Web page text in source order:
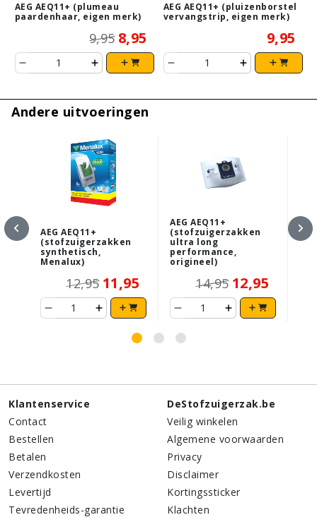
AEG AEQ11+ (plumeau
paardenhaar, eigen merk)
9,95 8,95
AEG AEQ11+ (pluizenborstel
vervangstrip, eigen merk)
9,95
Andere uitvoeringen
AEG AEQ11+
(stofzuigerzakken
synthetisch,
Menalux)
12,95 11,95
AEG AEQ11+
(stofzuigerzakken
ultra long
performance,
origineel)
14,95 12,95
Klantenservice
Contact
Bestellen
Betalen
Verzendkosten
Levertijd
Tevredenheids-garantie
DeStofzuigerzak.be
Veilig winkelen
Algemene voorwaarden
Privacy
Disclaimer
Kortingssticker
Klachten